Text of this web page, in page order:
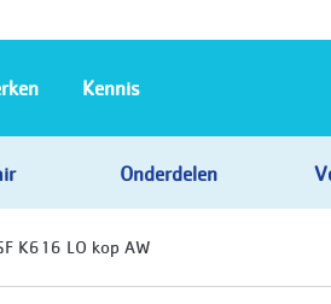
Onderdelen
Kennis
K616 LO kop AW